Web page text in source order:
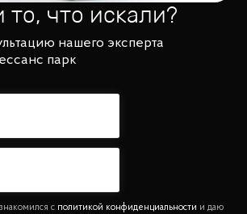
что искали?
нашего эксперта
парк
политикой конфиденциальности